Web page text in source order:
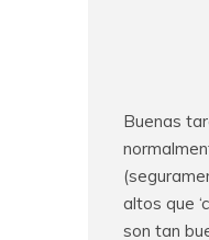
Buenas
altos que
son tan